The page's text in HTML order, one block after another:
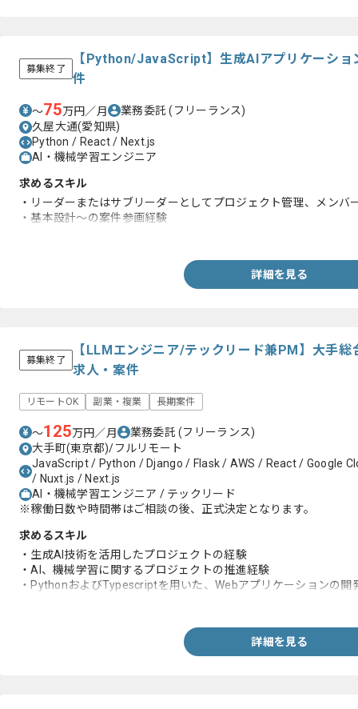
募集終了
【Python/JavaScript】生成AIアプリケーショ
件
〜75万円／月 業務委託(フリーランス)
久屋大通(愛知県)
Python / React / Next.js
AI・機械学習エンジニア
求めるスキル
・リーダーまたはサブリーダーとしてプロジェクト管理、メンバ
・基本設計～の案件参画経験
詳細を見る
募集終了
【LLMエンジニア/テックリード兼PM】大手総
求人・案件
リモートOK 副業・複業 長期案件
〜125万円／月 業務委託(フリーランス)
大手町(東京都)/フルリモート
JavaScript / Python / Django / Flask / AWS / React / Google
/ Nuxt.js / Next.js
AI・機械学習エンジニア / テックリード
※稼働日数や時間帯はご相談の後、正式決定となります。
求めるスキル
・生成AI技術を活用したプロジェクトの経験
・AI、機械学習に関するプロジェクトの推進経験
・PythonおよびTypescriptを用いた、Webアプリケーションの開
詳細を見る